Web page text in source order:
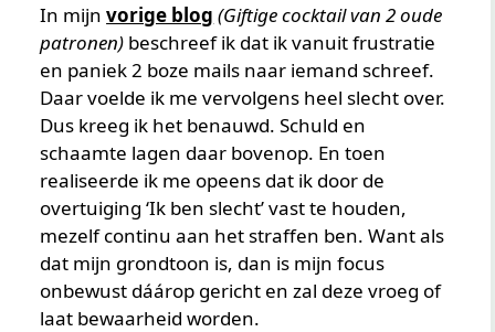
In mijnvorige blog (Giftige cocktail van 2 oude
patronen) beschreef ik dat ik vanuit frustratie
en paniek 2 boze mails naar iemand schreef.
Daar voelde ik me vervolgens heel slecht over.
Dus kreeg ik het benauwd. Schuld en
schaamte lagen daar bovenop. En toen
realiseerde ik me opeens dat ik door de
overtuiging ‘Ik ben slecht’ vast te houden,
mezelf continu aan het straffen ben. Want als
dat mijn grondtoon is, dan is mijn focus
onbewust dáárop gericht en zal deze vroeg of
laat bewaarheid worden.